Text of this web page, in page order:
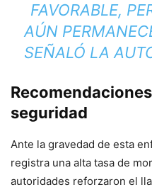
FAVORABLE,
AÚN
SEÑALÓ LA
seguridad
Ante la gravedad de esta
registra una alta tasa de
autoridades reforzaron el